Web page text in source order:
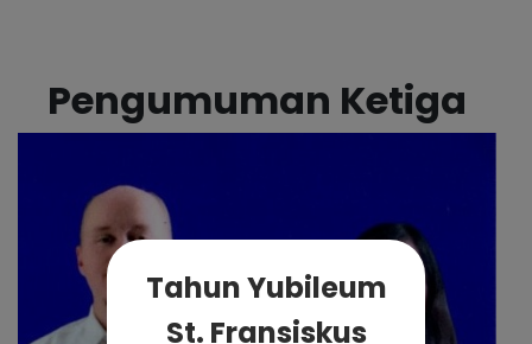
Pengumuman Ketiga
Tahun Yubileum
St. Fransiskus